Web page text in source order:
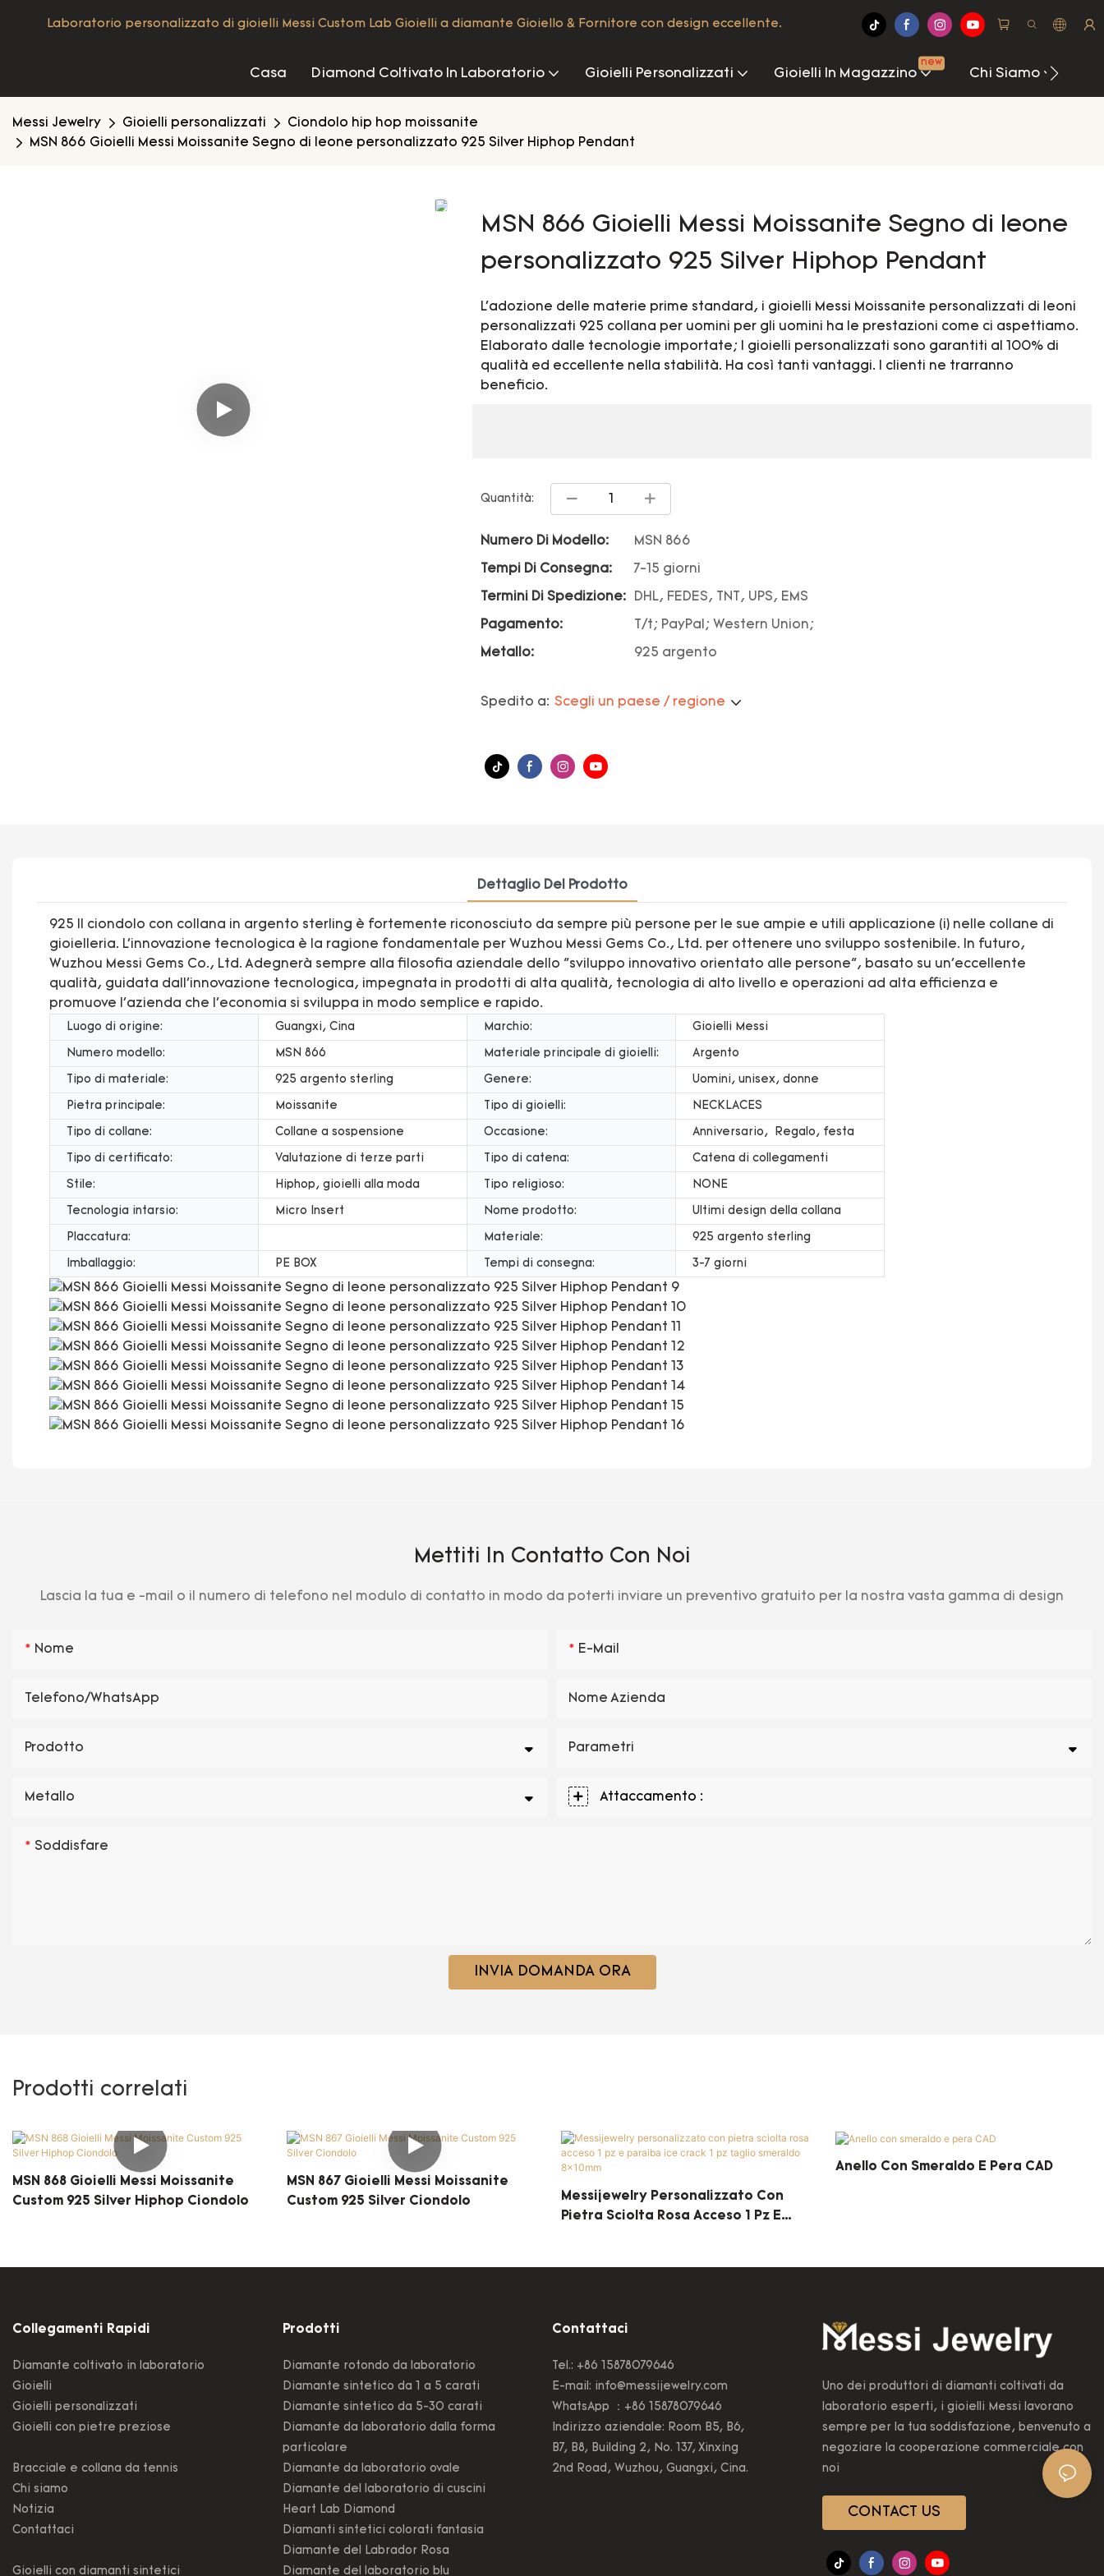
Laboratorio personalizzato di gioielli Messi Custom Lab Gioielli a diamante Gioiello & Fornitore con design eccellente.
Casa Diamond Coltivato In Laboratorio Gioielli Personalizzati Gioielli In Magazzino
new
Chi Siamo
Messi Jewelry Gioielli personalizzati
Ciondolo hip hop moissanite
MSN 866 Gioielli Messi Moissanite Segno di leone personalizzato 925 Silver Hiphop Pendant
MSN 866 Gioielli Messi Moissanite Segno di leone
personalizzato 925 Silver Hiphop Pendant
L'adozione delle materie prime standard, i gioielli Messi Moissanite personalizzati di leoni
personalizzati 925 collana per uomini per gli uomini ha le prestazioni come ci aspettiamo.
Elaborato dalle tecnologie importate; I gioielli personalizzati sono garantiti al 100% di
qualità ed eccellente nella stabilità. Ha così tanti vantaggi. I clienti ne trarranno
beneficio.
Quantità:
Numero Di Modello: MSN 866
Tempi Di Consegna: 7-15 giorni
Termini Di Spedizione: DHL, FEDES, TNT, UPS, EMS
Pagamento: T/t; PayPal; Western Union;
Metallo: 925 argento
Spedito a: Scegli un paese / regione
Dettaglio Del Prodotto
925 Il ciondolo con collana in argento sterling è fortemente riconosciuto da sempre più persone per le sue ampie e utili applicazione (i) nelle collane di
gioielleria. L'innovazione tecnologica è la ragione fondamentale per Wuzhou Messi Gems Co., Ltd. per ottenere uno sviluppo sostenibile. In futuro,
Wuzhou Messi Gems Co., Ltd. Adegnerà sempre alla filosofia aziendale dello "sviluppo innovativo orientato alle persone", basato su un'eccellente
qualità, guidata dall'innovazione tecnologica, impegnata in prodotti di alta qualità, tecnologia di alto livello e operazioni ad alta efficienza e
promuove l'azienda che l'economia si sviluppa in modo semplice e rapido.
Luogo di origine: Guangxi, Cina Marchio: Gioielli Messi
Numero modello: MSN 866 Materiale principale di gioielli: Argento
Tipo di materiale: 925 argento sterling Genere: Uomini, unisex, donne
Pietra principale: Moissanite Tipo di gioielli: NECKLACES
Tipo di collane: Collane a sospensione Occasione: Anniversario, Regalo, festa
Tipo di certificato: Valutazione di terze parti Tipo di catena: Catena di collegamenti
Stile: Hiphop, gioielli alla moda Tipo religioso: NONE
Tecnologia intarsio: Micro Insert Nome prodotto: Ultimi design della collana
Placcatura: Materiale: 925 argento sterling
Imballaggio: PE BOX Tempi di consegna: 3-7 giorni
Mettiti In Contatto Con Noi
Lascia la tua e -mail o il numero di telefono nel modulo di contatto in modo da poterti inviare un preventivo gratuito per la nostra vasta gamma di design
Nome E-Mail
Telefono/WhatsApp Nome Azienda
Prodotto Parametri
Metallo Attaccamento :
Soddisfare
INVIA DOMANDA ORA
Prodotti correlati
MSN 868 Gioielli Messi Moissanite
Custom 925 Silver Hiphop Ciondolo
MSN 867 Gioielli Messi Moissanite
Custom 925 Silver Ciondolo
Messijewelry Personalizzato Con
Pietra Sciolta Rosa Acceso 1 Pz E
Anello Con Smeraldo E Pera CAD
Collegamenti Rapidi
Diamante coltivato in laboratorio
Gioielli
Gioielli personalizzati
Gioielli con pietre preziose
Bracciale e collana da tennis
Chi siamo
Notizia
Contattaci
Gioielli con diamanti sintetici
Prodotti
Diamante rotondo da laboratorio
Diamante sintetico da 1 a 5 carati
Diamante sintetico da 5-30 carati
Diamante da laboratorio dalla forma
particolare
Diamante da laboratorio ovale
Diamante del laboratorio di cuscini
Heart Lab Diamond
Diamanti sintetici colorati fantasia
Diamante del Labrador Rosa
Diamante del laboratorio blu
Contattaci
Tel.: +86 15878079646
E-mail: info@messijewelry.com
WhatsApp ：+86 15878079646
Indirizzo aziendale: Room B5, B6,
B7, B8, Building 2, No. 137, Xinxing
2nd Road, Wuzhou, Guangxi, Cina.
Uno dei produttori di diamanti coltivati ​​da
laboratorio esperti, i gioielli Messi lavorano
sempre per la tua soddisfazione, benvenuto a
negoziare la cooperazione commerciale con
noi
CONTACT US